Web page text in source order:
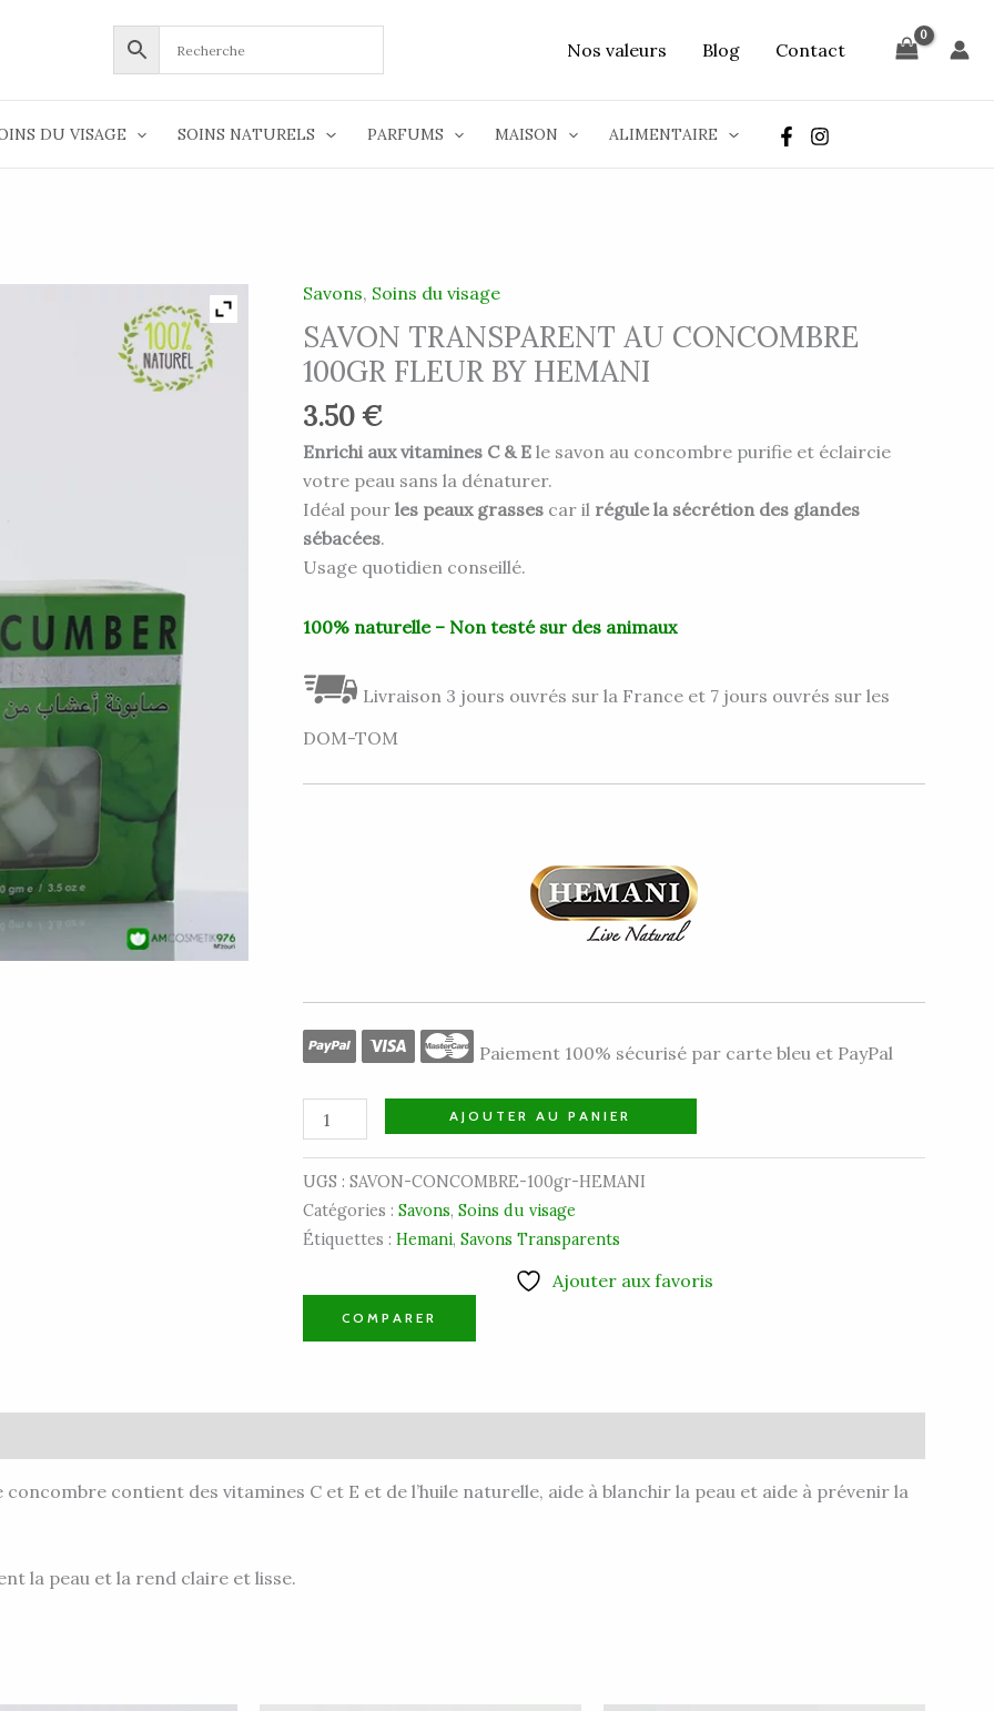
Nos valeurs Blog Contact
DU VISAGE SOINS NATURELS PARFUMS MAISON ALIMENTAIRE
Savons, Soins du visage
SAVON TRANSPARENT AU CONCOMBRE
100GR FLEUR BY HEMANI
3.50€
Enrichi aux vitamines C & Ele savon au concombre purifie et éclaircie
votre peau sans la dénaturer.
Idéal pour les peaux grassescar il régule la sécrétion des glandes
sébacées.
Usage quotidien conseillé.
100% naturelle – Non testé sur des animaux
Livraison 3 jours ouvrés sur la France et 7 jours ouvrés sur les
DOM-TOM
Paiement 100% sécurisé par carte bleu et PayPal
quantité
de
SAVON
TRANSPARENT
AU
CONCOMBRE
100GR
FLEUR
BY
HEMANI
AJOUTER AU PANIER
UGS : SAVON-CONCOMBRE-100gr-HEMANI
Catégories : Savons, Soins du visage
Étiquettes : Hemani, Savons Transparents
Ajouter aux favoris
COMPARER
contient des vitamines C et E et de l’huile naturelle, aide à blanchir la peau et aide à prévenir la
la peau et la rend claire et lisse.